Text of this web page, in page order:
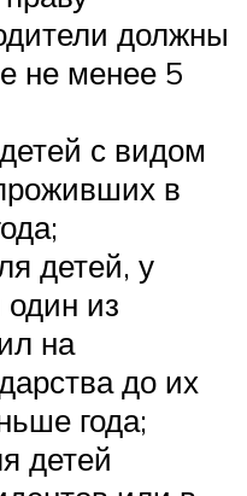
должны
не менее 5
с видом
в
детей, у
из
на
до их
года;
детей